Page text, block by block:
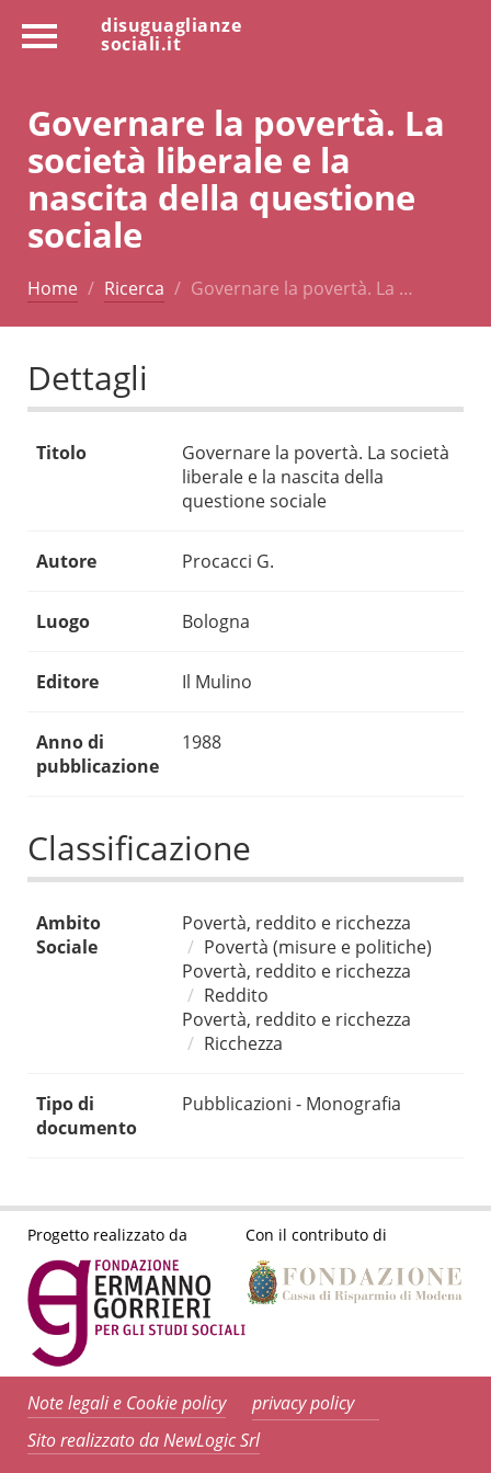
disuguaglianze
sociali.it
Governare la povertà. La
società liberale e la
nascita della questione
sociale
Home Ricerca Governare la povertà. La …
Dettagli
Titolo
Governare la povertà. La società
liberale e la nascita della
questione sociale
Autore Procacci G.
Luogo Bologna
Editore Il Mulino
Anno di
pubblicazione
1988
Classificazione
Ambito
Sociale
Povertà, reddito e ricchezza
Povertà (misure e politiche)
Povertà, reddito e ricchezza
Reddito
Povertà, reddito e ricchezza
Ricchezza
Tipo di
documento
Pubblicazioni - Monografia
Progetto realizzato da Con il contributo di
Note legali e Cookie policy
privacy policy
Sito realizzato da NewLogic Srl